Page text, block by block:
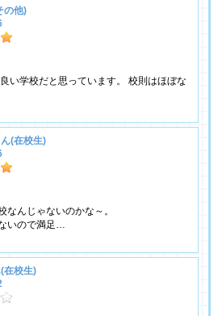
の他)
い学校だと思っています。 校則はほぼな
(在校生)
なんじゃないのかな～。
いので満足…
在校生)